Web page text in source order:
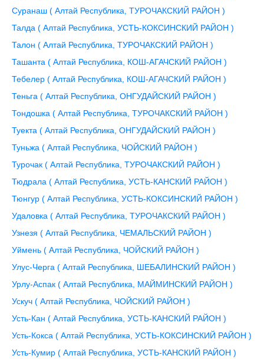
Суранаш ( Алтай Республика, ТУРОЧАКСКИЙ РАЙОН )
Талда ( Алтай Республика, УСТЬ-КОКСИНСКИЙ РАЙОН )
Талон ( Алтай Республика, ТУРОЧАКСКИЙ РАЙОН )
Ташанта ( Алтай Республика, КОШ-АГАЧСКИЙ РАЙОН )
Тебелер ( Алтай Республика, КОШ-АГАЧСКИЙ РАЙОН )
Теньга ( Алтай Республика, ОНГУДАЙСКИЙ РАЙОН )
Тондошка ( Алтай Республика, ТУРОЧАКСКИЙ РАЙОН )
Туекта ( Алтай Республика, ОНГУДАЙСКИЙ РАЙОН )
Туньжа ( Алтай Республика, ЧОЙСКИЙ РАЙОН )
Турочак ( Алтай Республика, ТУРОЧАКСКИЙ РАЙОН )
Тюдрала ( Алтай Республика, УСТЬ-КАНСКИЙ РАЙОН )
Тюнгур ( Алтай Республика, УСТЬ-КОКСИНСКИЙ РАЙОН )
Удаловка ( Алтай Республика, ТУРОЧАКСКИЙ РАЙОН )
Узнезя ( Алтай Республика, ЧЕМАЛЬСКИЙ РАЙОН )
Уймень ( Алтай Республика, ЧОЙСКИЙ РАЙОН )
Улус-Черга ( Алтай Республика, ШЕБАЛИНСКИЙ РАЙОН )
Урлу-Аспак ( Алтай Республика, МАЙМИНСКИЙ РАЙОН )
Ускуч ( Алтай Республика, ЧОЙСКИЙ РАЙОН )
Усть-Кан ( Алтай Республика, УСТЬ-КАНСКИЙ РАЙОН )
Усть-Кокса ( Алтай Республика, УСТЬ-КОКСИНСКИЙ РАЙОН )
Усть-Кумир ( Алтай Республика, УСТЬ-КАНСКИЙ РАЙОН )